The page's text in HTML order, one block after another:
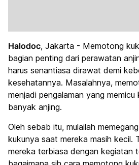
Halodoc, Jakarta - Memotong
bagian penting dari perawatan
harus senantiasa dirawat demi
kesehatannya. Masalahnya,
menjadi pengalaman yang memicu
banyak anjing.
Oleh sebab itu, mulailah
kukunya saat mereka masih kecil.
mereka terbiasa dengan kegiatan